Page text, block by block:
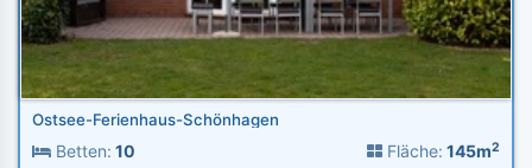
Ostsee-Ferienhaus-Schönhagen
Betten: 10 Fläche: 145m2